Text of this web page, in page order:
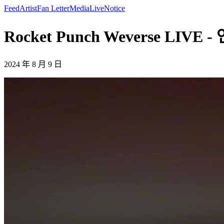
FeedArtistFan LetterMediaLiveNotice
Rocket Punch Weverse LIVE -
2024 年 8 月 9 日